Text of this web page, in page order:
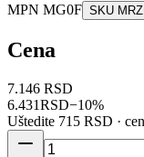
MPN MG0F SKU
Cena
7.146 RSD
6.431RSD−10%
Uštedite 715 RSD ·